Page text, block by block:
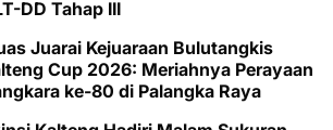
DD Tahap III
Juarai Kejuaraan Bulutangkis
Cup 2026: Meriahnya Perayaan
ke-80 di Palangka Raya